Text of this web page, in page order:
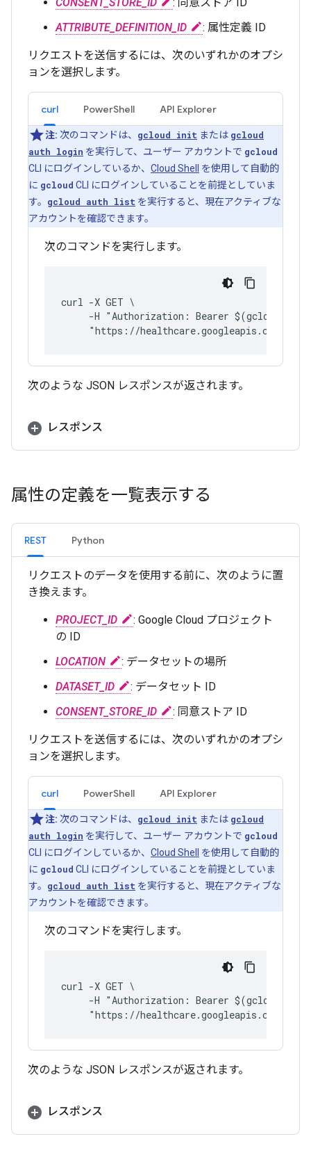
ATTRIBUTE_DEFINITION_ID
: 属性定義 ID
リクエストを送信するには、次のいずれかのオプシ
ョンを選択します。
curl PowerShell API Explorer
注: 次のコマンドは、 gcloud init または gcloud
auth login を実行して、ユーザー アカウントで gcloud
CLI にログインしているか、 Cloud Shell
を使用して自動的
に gcloud CLI にログインしていることを前提としていま
す。 gcloud auth list を実行すると、現在アクティブな
アカウントを確認できます。
次のコマンドを実行します。
curl -X GET \
-H "Authorization: Bearer $(gcloud
"https://healthcare.googleapis.com/v1/
次のような JSON レスポンスが返されます。
レスポンス
属性の定義を一覧表示する
REST Python
リクエストのデータを使用する前に、次のように置
き換えます。
PROJECT_ID
: Google Cloud プロジェクト
の ID
LOCATION
: データセットの場所
DATASET_ID
: データセット ID
CONSENT_STORE_ID
: 同意ストア ID
リクエストを送信するには、次のいずれかのオプシ
ョンを選択します。
curl PowerShell API Explorer
注: 次のコマンドは、 gcloud init または gcloud
auth login を実行して、ユーザー アカウントで gcloud
CLI にログインしているか、 Cloud Shell
を使用して自動的
に gcloud CLI にログインしていることを前提としていま
す。 gcloud auth list を実行すると、現在アクティブな
アカウントを確認できます。
次のコマンドを実行します。
curl -X GET \
-H "Authorization: Bearer $(gcloud
"https://healthcare.googleapis.com/v1/
次のような JSON レスポンスが返されます。
レスポンス